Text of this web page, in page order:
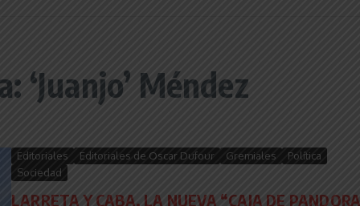
Méndez
Editoriales Editoriales de Oscar Dufour Gremiales
Política
Sociedad
LARRETA Y CABA, LA NUEVA “CAJA DE